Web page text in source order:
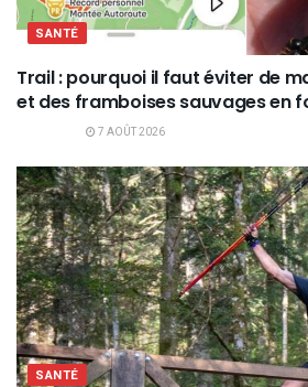
SANTÉ
Trail : pourquoi il faut éviter de
et des framboises sauvages en
7 AOÛT 2026
SANTÉ